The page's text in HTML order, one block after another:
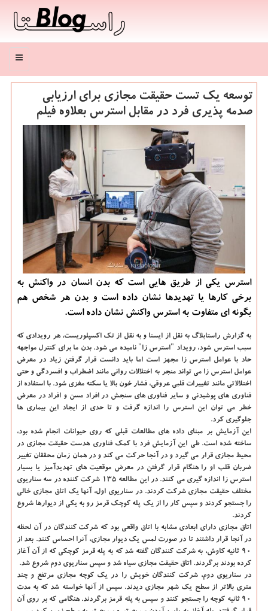
منو
توسعه یك تست حقیقت مجازی برای ارزیابی
صدمه پذیری فرد در مقابل استرس بعلاوه فیلم
استرس یكی از طریق هایی است كه بدن انسان در واكنش به
برخی كارها یا تهدیدها نشان داده است و بدن هر شخص هم
بگونه ای متفاوت به استرس واكنش نشان داده است.
به گزارش راستابلاگ به نقل از ایسنا و به نقل از تک اکسپلوریست، هر رویدادی که
سبب استرس شود، رویداد "استرس زا" نامیده می شود. بدن ما برای کنترل مواجهه
حاد با عوامل استرس زا مجهز است اما باید دانست قرار گرفتن زیاد در معرض
عوامل استرس زا می تواند منجر به اختلالات روانی مانند اضطراب و افسردگی و حتی
اختلالاتی مانند تغییرات قلبی عروقی، فشار خون بالا یا سکته مغزی شود. با استفاده از
فناوری های پوشیدنی و سایر فناوری های سنجش در افراد مسن و افراد در معرض
خطر می توان این استرس را اندازه گرفت و تا حدی از ایجاد این بیماری ها
جلوگیری کرد.
این آزمایش بر مبنای داده های مطالعات قبلی که روی حیوانات انجام شده بود،
ساخته شده است. طی این آزمایش فرد با کمک فناوری هدست حقیقت مجازی در
محیط مجازی قرار می گیرد و در آنجا حرکت می کند و در همان زمان محققان تغییر
ضربان قلب او را هنگام قرار گرفتن در معرض موقعیت های تهدیدآمیز یا بسیار
استرس زا اندازه گیری می کنند. در این مطالعه ۱۳۵ شرکت کننده در سه سناریوی
مختلف حقیقت مجازی شرکت کردند. در سناریوی اول، آنها یک اتاق مجازی خالی
را جستجو کردند و سپس کار را از یک پله کوچک قرمز رو به یکی از دیوارها شروع
کردند.
اتاق مجازی دارای ابعادی مشابه با اتاق واقعی بود که شرکت کنندگان در آن لحظه
در آنجا قرار داشتند تا در صورت لمس یک دیوار مجازی، آنرا احساس کنند. بعد از
۹۰ ثانیه کاوش، به شرکت کنندگان گفته شد که به پله قرمز کوچکی که از آن آغاز
کرده بودند برگردند. اتاق حقیقت مجازی سیاه شد و سپس سناریوی دوم شروع شد.
در سناریوی دوم، شرکت کنندگان خویش را در یک کوچه مجازی مرتفع و چند
متری بالاتر از سطح یک شهر مجازی دیدند. سپس از آنها خواسته شد که به مدت
۹۰ ثانیه کوچه را جستجو کنند و سپس به پله قرمز برگردند. هنگامی که بر روی آن